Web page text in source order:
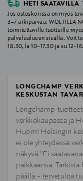
HETI SAATAVILLA
Jos ostoskorissa on myös
3–7 arkipäivää. WOLTILLA
toimitettaville tuotteille
palvelualueen sisällä. Voit
18.30, la 10–17.30 ja su
LONGCHAMP
KESKUSTAN
Longchamp-
verkkokaupassa ja
Huom! Helsingin
ei ole yhteydessä
näkyvä "Ei
paikkaansa.
päällä – tervetuloa